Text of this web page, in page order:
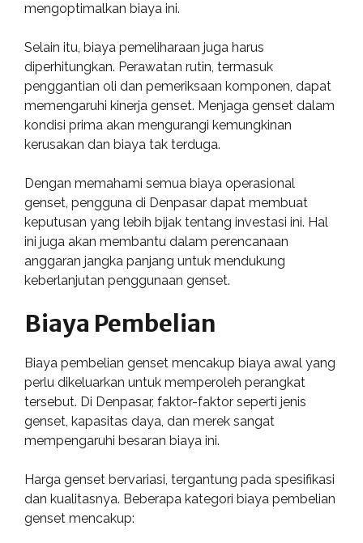
mengoptimalkan biaya ini.
Selain itu, biaya pemeliharaan juga harus
diperhitungkan. Perawatan rutin, termasuk
penggantian oli dan pemeriksaan komponen, dapat
memengaruhi kinerja genset. Menjaga genset dalam
kondisi prima akan mengurangi kemungkinan
kerusakan dan biaya tak terduga.
Dengan memahami semua biaya operasional
genset, pengguna di Denpasar dapat membuat
keputusan yang lebih bijak tentang investasi ini. Hal
ini juga akan membantu dalam perencanaan
anggaran jangka panjang untuk mendukung
keberlanjutan penggunaan genset.
Biaya Pembelian
Biaya pembelian genset mencakup biaya awal yang
perlu dikeluarkan untuk memperoleh perangkat
tersebut. Di Denpasar, faktor-faktor seperti jenis
genset, kapasitas daya, dan merek sangat
mempengaruhi besaran biaya ini.
Harga genset bervariasi, tergantung pada spesifikasi
dan kualitasnya. Beberapa kategori biaya pembelian
genset mencakup: